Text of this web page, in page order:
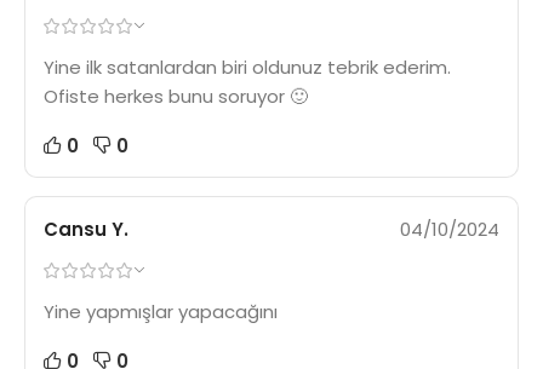
Yine ilk satanlardan biri oldunuz tebrik ederim.
Ofiste herkes bunu soruyor 🙂
0
0
Cansu Y. 04/10/2024
Yine yapmışlar yapacağını
0
0